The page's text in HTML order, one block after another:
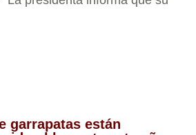
garrapatas están